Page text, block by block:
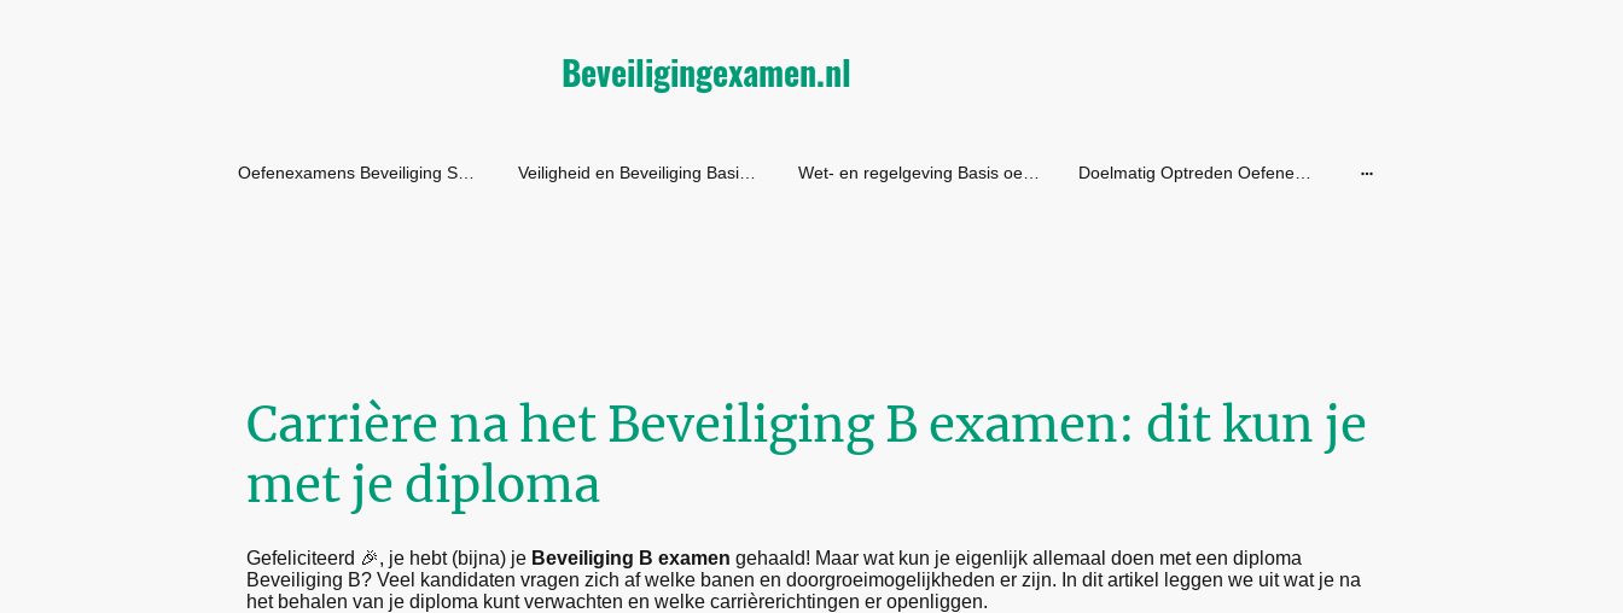
Beveiligingexamen.nl
Carrière na het Beveiliging B examen: dit kun je
met je diploma
Gefeliciteerd 🎉, je hebt (bijna) je Beveiliging B examen gehaald! Maar wat kun je eigenlijk allemaal doen met een diploma
Beveiliging B? Veel kandidaten vragen zich af welke banen en doorgroeimogelijkheden er zijn. In dit artikel leggen we uit wat je na
het behalen van je diploma kunt verwachten en welke carrièrerichtingen er openliggen.